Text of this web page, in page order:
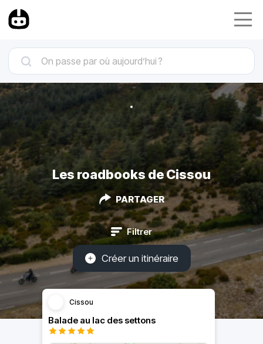
Les roadbooks de Cissou
PARTAGER
Filtrer
Créer un itinéraire
Cissou
Balade au lac des settons